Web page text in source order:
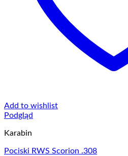
Add to wishlist
Podgląd
Karabin
Pociski RWS Scorion .308